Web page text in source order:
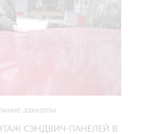
захваты
СЭНДВИЧ-ПАНЕЛЕЙ В